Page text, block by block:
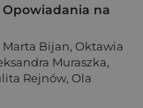
na
Marta Bijan, Oktawia
Muraszka,
Rejnów, Ola